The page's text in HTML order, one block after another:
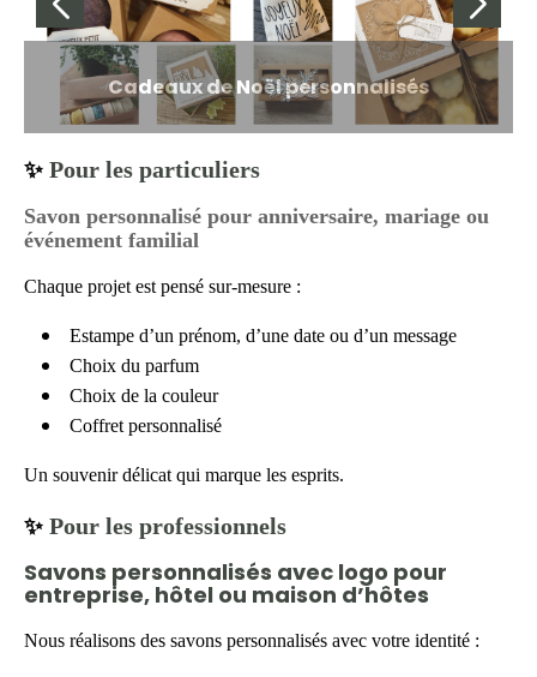
Cadeaux de Noël personnalisés
✨ Pour les particuliers
Savon personnalisé pour anniversaire, mariage ou
événement familial
Chaque projet est pensé sur-mesure :
Estampe d’un prénom, d’une date ou d’un message
Choix du parfum
Choix de la couleur
Coffret personnalisé
Un souvenir délicat qui marque les esprits.
✨ Pour les professionnels
Savons personnalisés avec logo pour
entreprise, hôtel ou maison d’hôtes
Nous réalisons des savons personnalisés avec votre identité :